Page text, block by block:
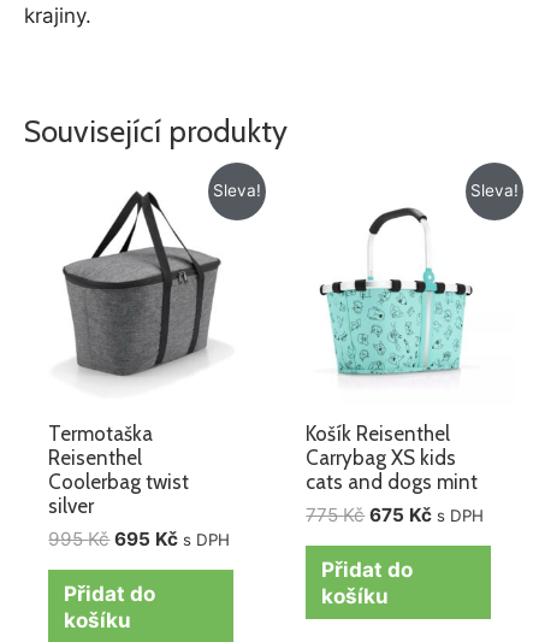
krajiny.
Související produkty
Sleva!
Termotaška
Reisenthel
Coolerbag twist
silver
995Kč
cena
byla:
995 Kč.
695 Kč
Aktuální
cena
695 Kč.
s DPH
Přidat do
košíku
Sleva!
Košík Reisenthel
Carrybag XS kids
cats and dogs mint
775Kč
cena
byla:
675 Kč
Aktuální
cena
s DPH
Přidat do
košíku